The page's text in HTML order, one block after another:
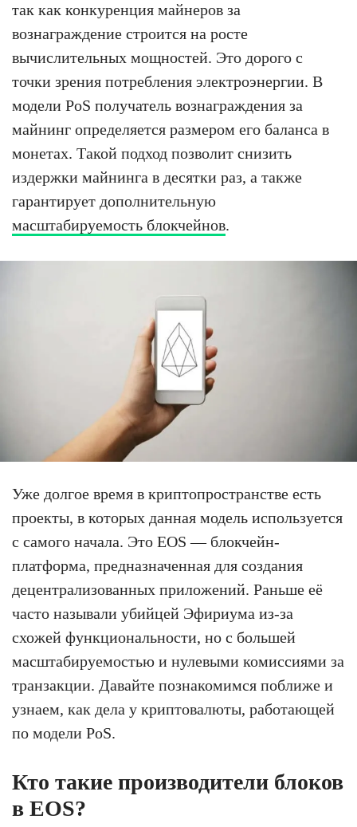
так как конкуренция майнеров за
вознаграждение строится на росте
вычислительных мощностей. Это дорого с
точки зрения потребления электроэнергии. В
модели PoS получатель вознаграждения за
майнинг определяется размером его баланса в
монетах. Такой подход позволит снизить
издержки майнинга в десятки раз, а также
гарантирует дополнительную
масштабируемость блокчейнов.
Уже долгое время в криптопространстве есть
проекты, в которых данная модель используется
с самого начала. Это EOS — блокчейн-
платформа, предназначенная для создания
децентрализованных приложений. Раньше её
часто называли убийцей Эфириума из-за
схожей функциональности, но с большей
масштабируемостью и нулевыми комиссиями за
транзакции. Давайте познакомимся поближе и
узнаем, как дела у криптовалюты, работающей
по модели PoS.
Кто такие производители блоков
в EOS?